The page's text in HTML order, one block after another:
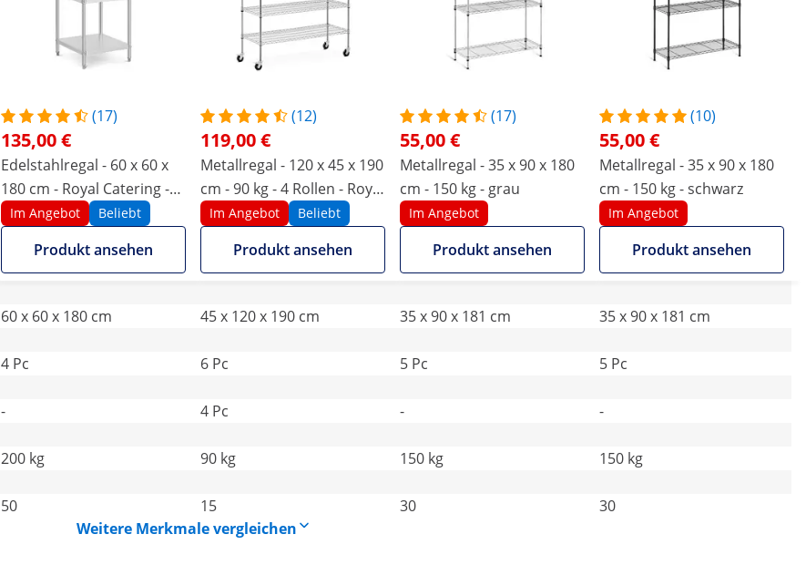
(17)
135,00 €
Edelstahlregal - 60 x 60 x
180 cm - Royal Catering -
200 kg
Im Angebot Beliebt
Produkt ansehen
(12)
119,00 €
Metallregal - 120 x 45 x 190
cm - 90 kg - 4 Rollen - Royal
Catering
Im Angebot Beliebt
Produkt ansehen
(17)
55,00 €
Metallregal - 35 x 90 x 180
cm - 150 kg - grau
Im Angebot
Produkt ansehen
(10)
55,00 €
Metallregal - 35 x 90 x 180
cm - 150 kg - schwarz
Im Angebot
Produkt ansehen
60 x 60 x 180 cm 45 x 120 x 190 cm 35 x 90 x 181 cm
35 x 90 x 181 cm
4 Pc 6 Pc 5 Pc
5 Pc
- 4 Pc -
-
200 kg 90 kg 150 kg
150 kg
50 15 30
30
Weitere Merkmale vergleichen